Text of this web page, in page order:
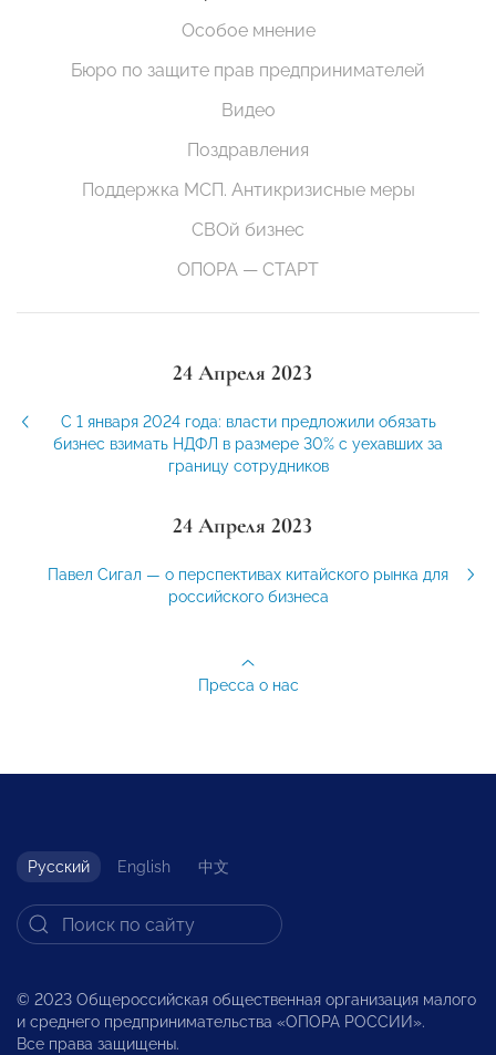
Особое мнение
Бюро по защите прав предпринимателей
Видео
Поздравления
Поддержка МСП. Антикризисные меры
СВОй бизнес
ОПОРА — СТАРТ
24 Апреля 2023
С 1 января 2024 года: власти предложили обязать
бизнес взимать НДФЛ в размере 30% с уехавших за
границу сотрудников
24 Апреля 2023
Павел Сигал — о перспективах китайского рынка для
российского бизнеса
Пресса о нас
Русский English 中文
© 2023 Общероссийская общественная организация малого
и среднего предпринимательства «ОПОРА РОССИИ».
Все права защищены.